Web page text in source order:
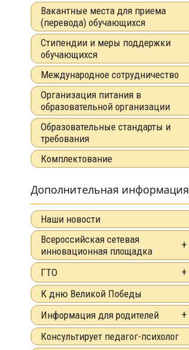
Вакантные места для приема
(перевода) обучающихся
Стипендии и меры поддержки
обучающихся
Международное сотрудничество
Организация питания в
образовательной организации
Образовательные стандарты и
требования
Комплектование
Дополнительная информация
Наши новости
Всероссийская сетевая
инновационная площадка
ГТО
К дню Великой Победы
Информация для родителей
Консультирует педагог-психолог